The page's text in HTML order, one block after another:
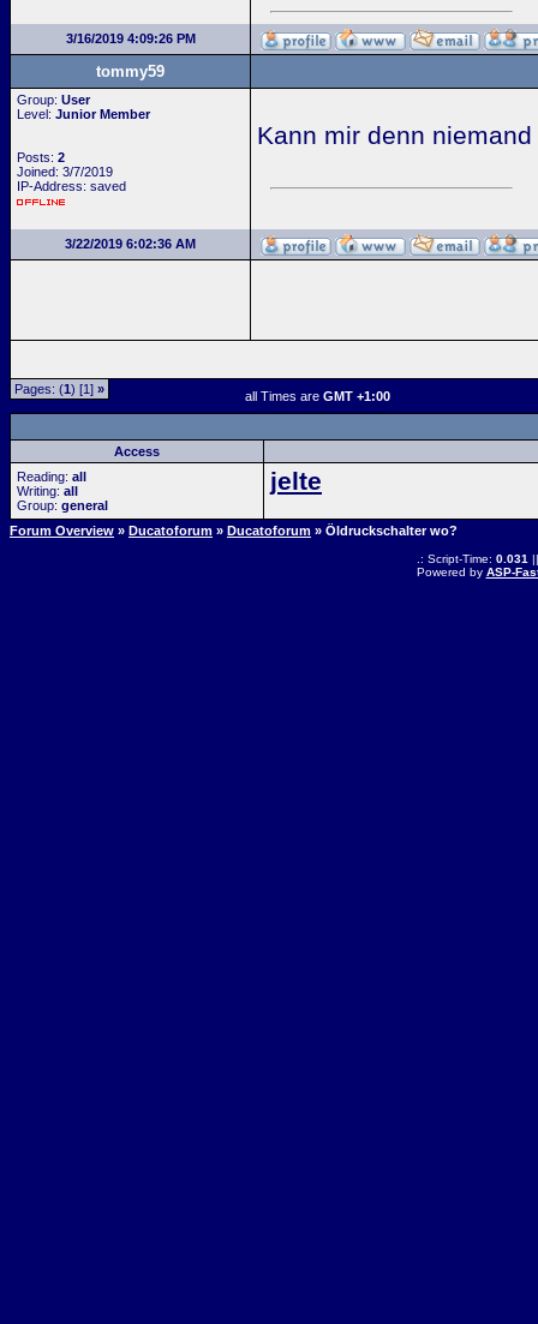
3/16/2019 4:09:26 PM
tommy59
Group: User
Level: Junior Member
Posts: 2
Joined: 3/7/2019
IP-Address: saved
Kann mir denn
3/22/2019 6:02:36 AM
Pages: (1) [1] » all Times are GMT +1:00
Access
Reading: all
Writing: all
Group: general
jelte
Forum Overview » Ducatoforum » Ducatoforum » Öldruckschalter wo?
.: Script-Time: 0.031
Powered by ASP-